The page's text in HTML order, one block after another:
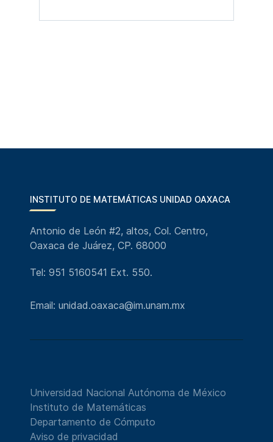
INSTITUTO DE MATEMÁTICAS UNIDAD OAXACA
Antonio de León #2, altos, Col. Centro,
Oaxaca de Juárez, CP. 68000
Tel: 951 5160541 Ext. 550.
Email: unidad.oaxaca@im.unam.mx
Universidad Nacional Autónoma de México
Instituto de Matemáticas
Departamento de Cómputo
Aviso de privacidad